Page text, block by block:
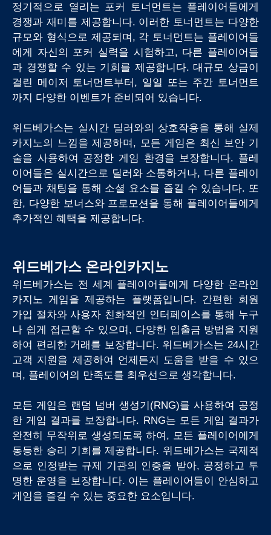
정기적으로 열리는 포커 토너먼트는 플레이어들에게
경쟁과 재미를 제공합니다. 이러한 토너먼트는 다양한
규모와 형식으로 제공되며, 각 토너먼트는 플레이어들
에게 자신의 포커 실력을 시험하고, 다른 플레이어들
과 경쟁할 수 있는 기회를 제공합니다. 대규모 상금이
걸린 메이저 토너먼트부터, 일일 또는 주간 토너먼트
까지 다양한 이벤트가 준비되어 있습니다.
위드베가스는 실시간 딜러와의 상호작용을 통해 실제
카지노의 느낌을 제공하며, 모든 게임은 최신 보안 기
술을 사용하여 공정한 게임 환경을 보장합니다. 플레
이어들은 실시간으로 딜러와 소통하거나, 다른 플레이
어들과 채팅을 통해 소셜 요소를 즐길 수 있습니다. 또
한, 다양한 보너스와 프로모션을 통해 플레이어들에게
추가적인 혜택을 제공합니다.
위드베가스 온라인카지노
위드베가스는 전 세계 플레이어들에게 다양한 온라인
카지노 게임을 제공하는 플랫폼입니다. 간편한 회원
가입 절차와 사용자 친화적인 인터페이스를 통해 누구
나 쉽게 접근할 수 있으며, 다양한 입출금 방법을 지원
하여 편리한 거래를 보장합니다. 위드베가스는 24시간
고객 지원을 제공하여 언제든지 도움을 받을 수 있으
며, 플레이어의 만족도를 최우선으로 생각합니다.
모든 게임은 랜덤 넘버 생성기(RNG)를 사용하여 공정
한 게임 결과를 보장합니다. RNG는 모든 게임 결과가
완전히 무작위로 생성되도록 하여, 모든 플레이어에게
동등한 승리 기회를 제공합니다. 위드베가스는 국제적
으로 인정받는 규제 기관의 인증을 받아, 공정하고 투
명한 운영을 보장합니다. 이는 플레이어들이 안심하고
게임을 즐길 수 있는 중요한 요소입니다.